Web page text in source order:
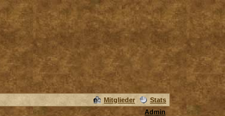
Mitglieder
Stats
Admin